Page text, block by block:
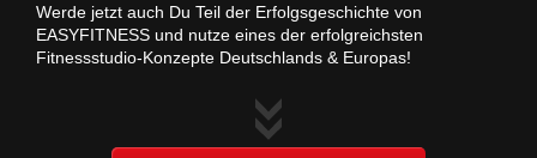
Werde jetzt auch Du Teil der Erfolgsgeschichte von
EASYFITNESS und nutze eines der erfolgreichsten
Fitnessstudio-Konzepte Deutschlands & Europas!